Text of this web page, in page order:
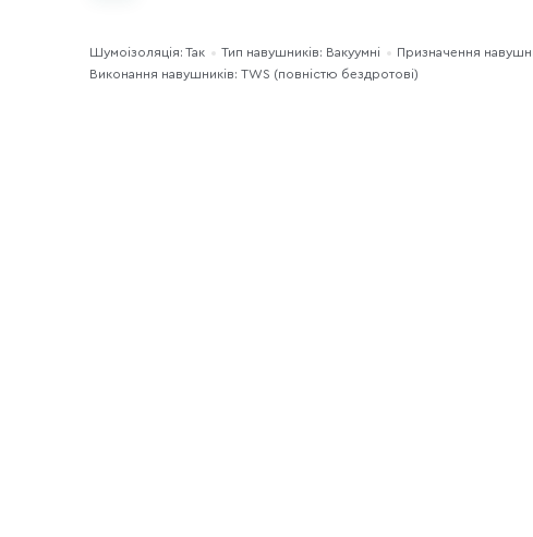
Шумоізоляція: Так Тип навушників: Вакуумні
Призначення
Виконання навушників: TWS (повністю бездротові)